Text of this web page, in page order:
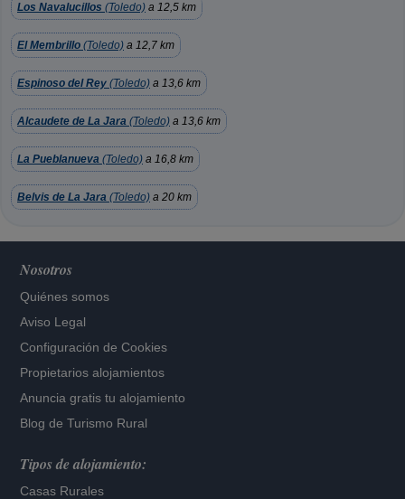
Los Navalucillos (Toledo) a 12,5 km
El Membrillo (Toledo) a 12,7 km
Espinoso del Rey (Toledo) a 13,6 km
Alcaudete de La Jara (Toledo) a 13,6 km
La Pueblanueva (Toledo) a 16,8 km
Belvis de La Jara (Toledo) a 20 km
Nosotros
Quiénes somos
Aviso Legal
Configuración de Cookies
Propietarios alojamientos
Anuncia gratis tu alojamiento
Blog de Turismo Rural
Tipos de alojamiento:
Casas Rurales